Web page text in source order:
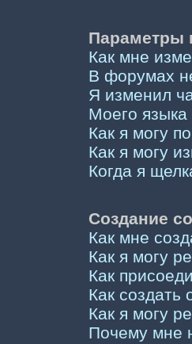
Параметры
Как мне
В форумах
Я изменил
Моего языка
Как я могу
Как я могу
Когда я
Создание
Как мне
Как я могу
Как
Как создать
Как я могу
Почему мне